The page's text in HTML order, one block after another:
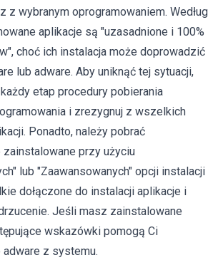
z wybranym oprogramowaniem. Według
aplikacje są "uzasadnione i 100%
choć ich instalacja może doprowadzić
lub adware. Aby uniknąć tej sytuacji,
etap procedury pobierania
i zrezygnuj z wszelkich
Ponadto, należy pobrać
przy użyciu
lub "Zaawansowanych" opcji instalacji
dołączone do instalacji aplikacje i
Jeśli masz zainstalowane
wskazówki pomogą Ci
z systemu.